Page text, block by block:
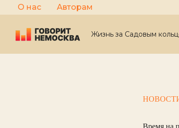
Перейти
к
содержимому
О нас Авторам
Жизнь за Садовым
Время на